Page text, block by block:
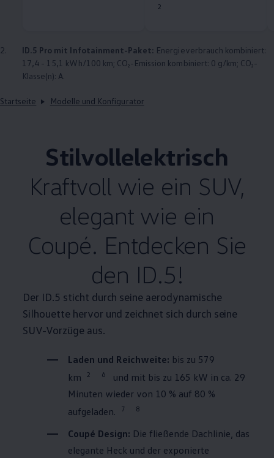
2
2. ID.5 Pro mit Infotainment-Paket: Energieverbrauch kombiniert:
17,4 - 15,1 kWh/100 km; CO₂-Emission kombiniert: 0 g/km; CO₂-
Klasse(n): A.
Startseite Modelle und Konfigurator
Stilvollelektrisch
Kraftvoll wie ein SUV,
elegant wie ein
Coupé. Entdecken Sie
den ID.5!
Der ID.5 sticht durch seine aerodynamische
Silhouette hervor und zeichnet sich durch seine
SUV-Vorzüge aus.
Laden und Reichweite: bis zu 579
km
2 6
und mit bis zu 165 kW in ca. 29
Minuten wieder von 10 % auf 80 %
aufgeladen.
7 8
Coupé Design: Die fließende Dachlinie, das
elegante Heck und der exponierte